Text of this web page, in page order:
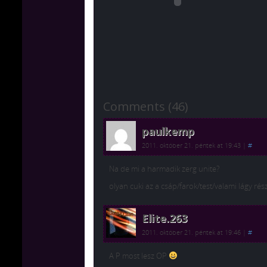
Comments (46)
paulkemp
2011. október 21. péntek at 19:43 #
Na de mi a harmadik zerg unite?
olyan cuki az a csáp/farok/test/valami lágy
Elite.263
2011. október 21. péntek at 19:46 #
A P most lesz OP